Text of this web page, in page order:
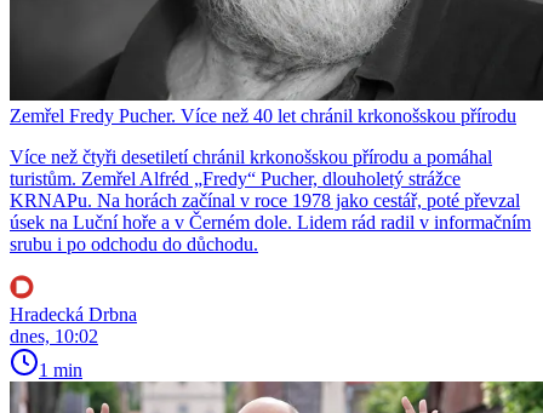
Zemřel Fredy Pucher. Více než 40 let chránil krkonošskou přírodu
Více než čtyři desetiletí chránil krkonošskou přírodu a pomáhal
turistům. Zemřel Alfréd „Fredy“ Pucher, dlouholetý strážce
KRNAPu. Na horách začínal v roce 1978 jako cestář, poté převzal
úsek na Luční hoře a v Černém dole. Lidem rád radil v informačním
srubu i po odchodu do důchodu.
Hradecká Drbna
dnes, 10:02
1 min